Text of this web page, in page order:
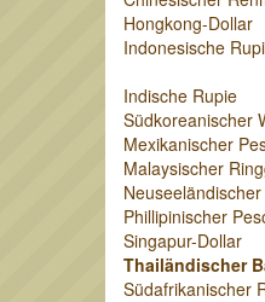
Hongkong-Dollar
Indonesische
Indische Rupie
Südkoreanischer
Mexikanischer
Malaysischer
Phillipinischer
Singapur-Dollar
Thailändischer
Südafrikanischer